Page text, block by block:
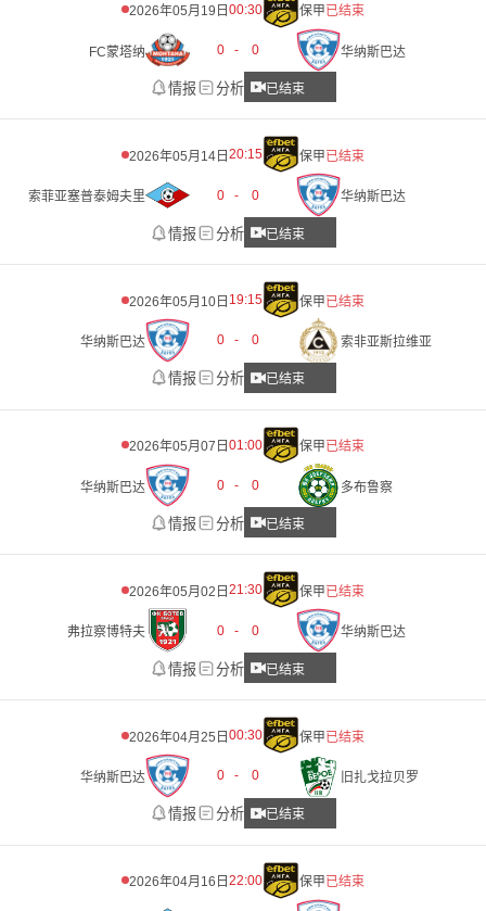
2026年05月19日 00:30 保甲已结束
FC蒙塔纳 0 - 0 华纳斯巴达
情报 分析 已结束
2026年05月14日 20:15 保甲已结束
索菲亚塞普泰姆夫里 0 - 0 华纳斯巴达
情报 分析 已结束
2026年05月10日 19:15 保甲已结束
华纳斯巴达 0 - 0 索非亚斯拉维亚
情报 分析 已结束
2026年05月07日 01:00 保甲已结束
华纳斯巴达 0 - 0 多布鲁察
情报 分析 已结束
2026年05月02日 21:30 保甲已结束
弗拉察博特夫 0 - 0 华纳斯巴达
情报 分析 已结束
2026年04月25日 00:30 保甲已结束
华纳斯巴达 0 - 0 旧扎戈拉贝罗
情报 分析 已结束
2026年04月16日 22:00 保甲已结束